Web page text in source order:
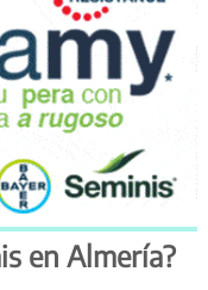
en Almería?